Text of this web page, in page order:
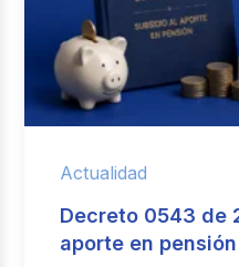
Actualidad
Decreto 0543 de
aporte en pensión